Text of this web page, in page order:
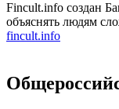
Fincult.info создан
объяснять людям
fincult.info